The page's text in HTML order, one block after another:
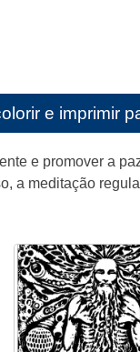
e imprimir
e promover a
a meditação